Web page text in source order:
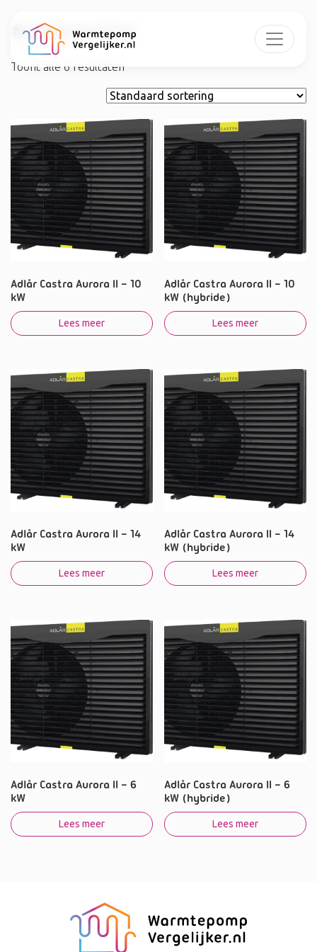
#adlarcastra
Toont alle 6 resultaten
Adlår Castra Aurora II – 10
kW
Lees meer
Adlår Castra Aurora II – 10
kW (hybride)
Lees meer
Adlår Castra Aurora II – 14
kW
Lees meer
Adlår Castra Aurora II – 14
kW (hybride)
Lees meer
Adlår Castra Aurora II – 6
kW
Lees meer
Adlår Castra Aurora II – 6
kW (hybride)
Lees meer